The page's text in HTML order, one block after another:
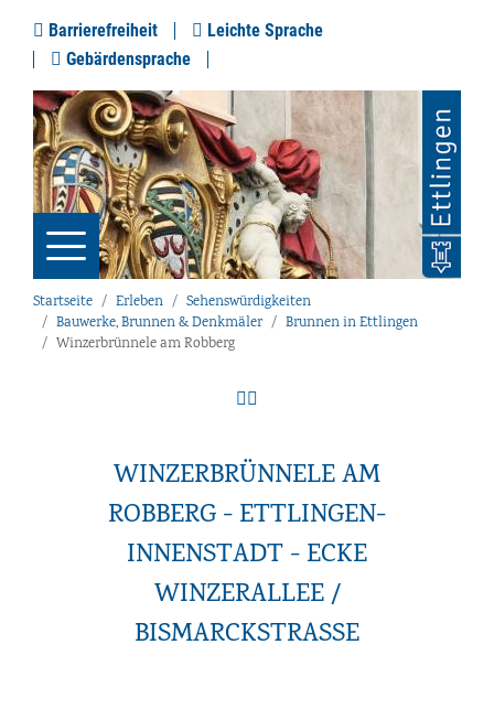
Barrierefreiheit
Leichte Sprache
Gebärdensprache
Startseite Erleben
Sehenswürdigkeiten
Bauwerke, Brunnen & Denkmäler
Brunnen in Ettlingen
Winzerbrünnele am Robberg
WINZERBRÜNNELE AM
ROBBERG - ETTLINGEN-
INNENSTADT - ECKE
WINZERALLEE /
BISMARCKSTRASSE